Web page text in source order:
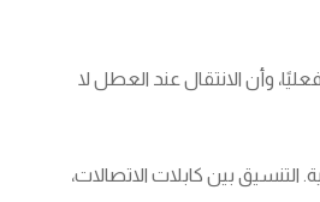
وأن الانتقال عند العطل لا
التنسيق بين كابلات الاتصالات،